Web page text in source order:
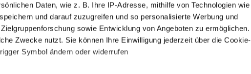
Daten, wie z. B. Ihre IP-Adresse, mithilfe von Technologien wie
und darauf zuzugreifen und so personalisierte Werbung und
sowie Entwicklung von Angeboten zu ermöglichen.
Zwecke nutzt. Sie können Ihre Einwilligung jederzeit über die Cookie-
Symbol ändern oder widerrufen